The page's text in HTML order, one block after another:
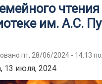
им. А.С.
пт, 28/06/2024 - 14:13
13 июля, 2024